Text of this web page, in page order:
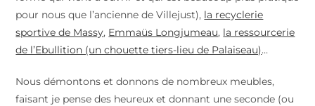
pour nous que l’ancienne de Villejust), la recyclerie
sportive de Massy, Emmaüs Longjumeau, la ressourcerie
de l’Ebullition (un chouette tiers-lieu de Palaiseau)…
Nous démontons et donnons de nombreux meubles,
faisant je pense des heureux et donnant une seconde (ou